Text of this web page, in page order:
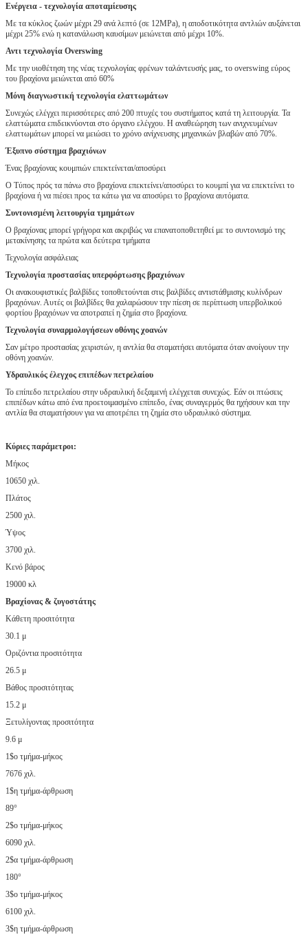
Ενέργεια - τεχνολογία αποταμίευσης
Με τα κύκλος ζωών μέχρι 29 ανά λεπτό (σε 12MPa), η αποδοτικότητα αντλιών αυξάνεται
μέχρι 25% ενώ η κατανάλωση καυσίμων μειώνεται από μέχρι 10%.
Αντι τεχνολογία Overswing
Με την υιοθέτηση της νέας τεχνολογίας φρένων ταλάντευσής μας, το overswing εύρος
του βραχίονα μειώνεται από 60%
Μόνη διαγνωστική τεχνολογία ελαττωμάτων
Συνεχώς ελέγχει περισσότερες από 200 πτυχές του συστήματος κατά τη λειτουργία. Τα
ελαττώματα επιδεικνύονται στο όργανο ελέγχου. Η αναθεώρηση των ανιχνευμένων
ελαττωμάτων μπορεί να μειώσει το χρόνο ανίχνευσης μηχανικών βλαβών από 70%.
Έξυπνο σύστημα βραχιόνων
Ένας βραχίονας κουμπιών επεκτείνεται/αποσύρει
Ο Τύπος πρός τα πάνω στο βραχίονα επεκτείνει/αποσύρει το κουμπί για να επεκτείνει το
βραχίονα ή να πιέσει προς τα κάτω για να αποσύρει το βραχίονα αυτόματα.
Συντονισμένη λειτουργία τμημάτων
Ο βραχίονας μπορεί γρήγορα και ακριβώς να επανατοποθετηθεί με το συντονισμό της
μετακίνησης τα πρώτα και δεύτερα τμήματα
Τεχνολογία ασφάλειας
Τεχνολογία προστασίας υπερφόρτωσης βραχιόνων
Οι ανακουφιστικές βαλβίδες τοποθετούνται στις βαλβίδες αντιστάθμισης κυλίνδρων
βραχιόνων. Αυτές οι βαλβίδες θα χαλαρώσουν την πίεση σε περίπτωση υπερβολικού
φορτίου βραχιόνων να αποτραπεί η ζημία στο βραχίονα.
Τεχνολογία συναρμολογήσεων οθόνης χοανών
Σαν μέτρο προστασίας χειριστών, η αντλία θα σταματήσει αυτόματα όταν ανοίγουν την
οθόνη χοανών.
Υδραυλικός έλεγχος επιπέδων πετρελαίου
Το επίπεδο πετρελαίου στην υδραυλική δεξαμενή ελέγχεται συνεχώς. Εάν οι πτώσεις
επιπέδων κάτω από ένα προετοιμασμένο επίπεδο, ένας συναγερμός θα ηχήσουν και την
αντλία θα σταματήσουν για να αποτρέπει τη ζημία στο υδραυλικό σύστημα.
Κύριες παράμετροι:
Μήκος
10650 χιλ.
Πλάτος
2500 χιλ.
Ύψος
3700 χιλ.
Κενό βάρος
19000 κλ
Βραχίονας & ζυγοστάτης
Κάθετη προσιτότητα
30.1 μ
Οριζόντια προσιτότητα
26.5 μ
Βάθος προσιτότητας
15.2 μ
Ξετυλίγοντας προσιτότητα
9.6 μ
1$ο τμήμα-μήκος
7676 χιλ.
1$η τμήμα-άρθρωση
89°
2$ο τμήμα-μήκος
6090 χιλ.
2$α τμήμα-άρθρωση
180°
3$ο τμήμα-μήκος
6100 χιλ.
3$η τμήμα-άρθρωση